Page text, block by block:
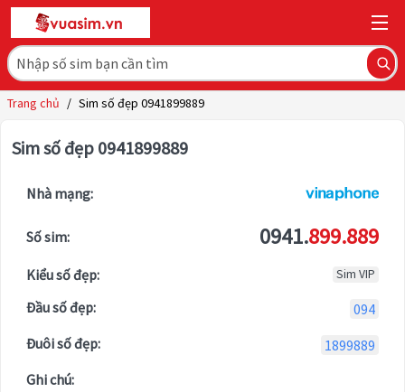
Trang chủ / Sim số đẹp 0941899889
Sim số đẹp 0941899889
Nhà mạng:
Số sim: 0941.899.889
Kiểu số đẹp: Sim VIP
Đầu số đẹp:
094
Đuôi số đẹp:
1899889
Ghi chú: